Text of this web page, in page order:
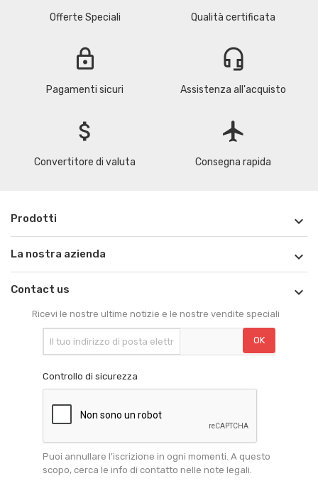
Offerte Speciali Qualità certificata
lock
Pagamenti sicuri
headset_mic
Assistenza all'acquisto
attach_money
Convertitore di valuta
flight
Consegna rapida
Prodotti 
La nostra azienda 
Contact us 
Ricevi le nostre ultime notizie e le nostre vendite speciali
Controllo di sicurezza
Puoi annullare l'iscrizione in ogni momenti. A questo
scopo, cerca le info di contatto nelle note legali.